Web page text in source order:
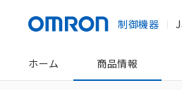
制御機器
ホーム 商品情報